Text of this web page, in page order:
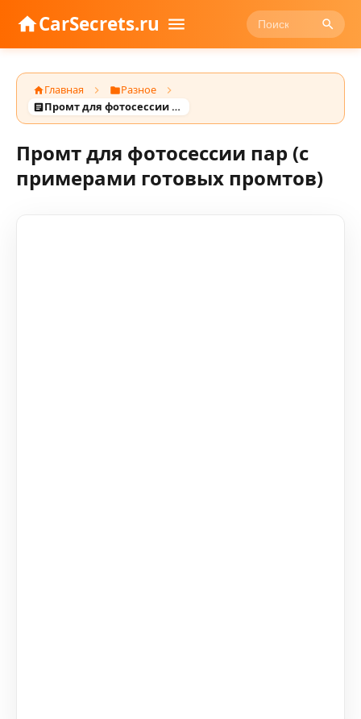
CarSecrets.ru
Главная
Разное
Промт для фотосессии пар (с примерами готовых промтов)
Промт для фотосессии пар (с
примерами готовых промтов)